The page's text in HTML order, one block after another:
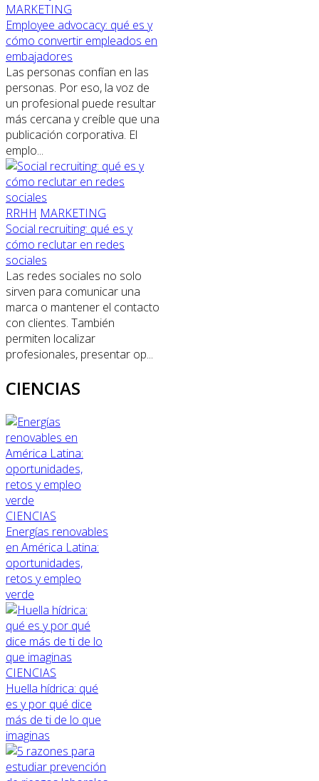
MARKETING
Employee advocacy: qué es y
cómo convertir empleados en
embajadores
Las personas confían en las
personas. Por eso, la voz de
un profesional puede resultar
más cercana y creíble que una
publicación corporativa. El
emplo...
RRHH MARKETING
Social recruiting: qué es y
cómo reclutar en redes
sociales
Las redes sociales no solo
sirven para comunicar una
marca o mantener el contacto
con clientes. También
permiten localizar
profesionales, presentar op...
CIENCIAS
CIENCIAS
Energías renovables
en América Latina:
oportunidades,
retos y empleo
verde
CIENCIAS
Huella hídrica: qué
es y por qué dice
más de ti de lo que
imaginas